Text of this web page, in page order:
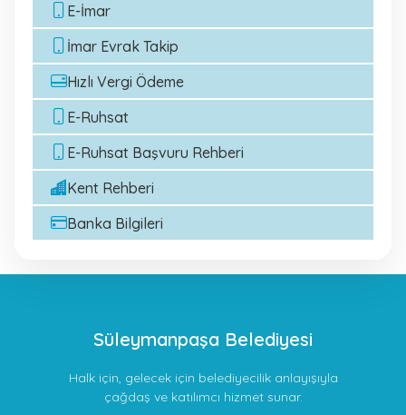
E-İmar
İmar Evrak Takip
Hızlı Vergi Ödeme
E-Ruhsat
E-Ruhsat Başvuru Rehberi
Kent Rehberi
Banka Bilgileri
Süleymanpaşa Belediyesi
Halk için, gelecek için belediyecilik anlayışıyla
çağdaş ve katılımcı hizmet sunar.